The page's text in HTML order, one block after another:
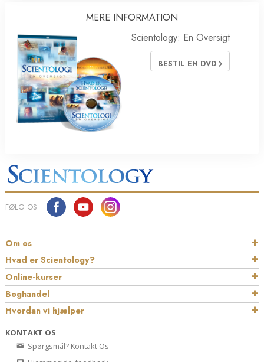
MERE INFORMATION
Scientology: En Oversigt
BESTIL EN DVD
FØLG OS
Om os
Hvad er Scientology?
Online-kurser
Boghandel
Hvordan vi hjælper
KONTAKT OS
Spørgsmål? Kontakt Os